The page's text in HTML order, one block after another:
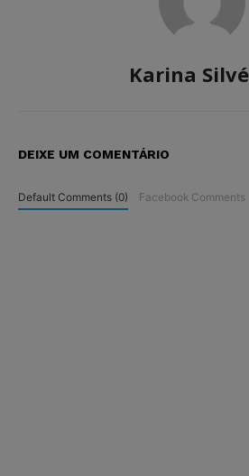
Karina
DEIXE UM COMENTÁRIO
Default Comments (0) Facebook Comments